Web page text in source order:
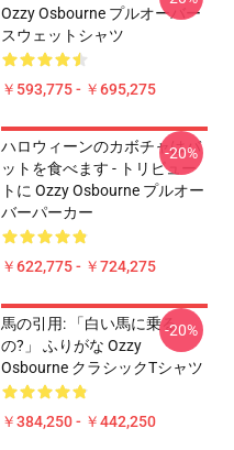
Ozzy Osbourne プルオーバー
スウェットシャツ
￥593,775 - ￥695,275
ハロウィーンのカボチャはバ
ットを食べます - トリビュー
トに Ozzy Osbourne プルオー
バーパーカー
￥622,775 - ￥724,275
-20%
馬の引用: 「白い馬に乗る
の?」 ふりがな Ozzy
Osbourne クラシックTシャツ
￥384,250 - ￥442,250
-20%